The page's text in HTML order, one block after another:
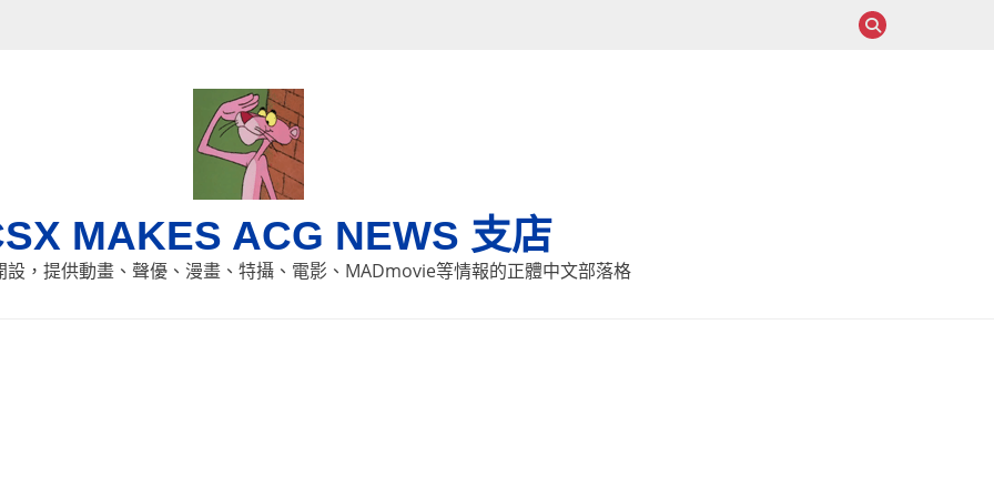
MAKES ACG NEWS 支店
設，提供動畫、聲優、漫畫、特攝、電影、MADmovie等情報的正體中文部落格